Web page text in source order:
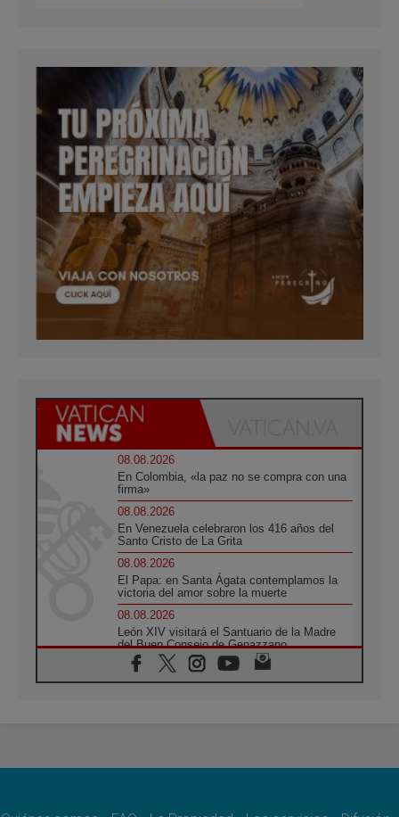
08.08.2026
En Colombia, «la paz no se compra con una
firma»
08.08.2026
En Venezuela celebraron los 416 años del
Santo Cristo de La Grita
08.08.2026
El Papa: en Santa Ágata contemplamos la
victoria del amor sobre la muerte
08.08.2026
León XIV visitará el Santuario de la Madre
del Buen Consejo de Genazzano
07.08.2026
Filipinas: el Vicariato Apostólico de Calapán
07.08.2026